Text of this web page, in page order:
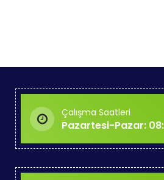
Çalışma Saatleri
Pazartesi-Pazar: